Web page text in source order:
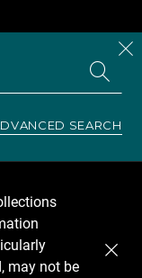
SEARCH
may not be